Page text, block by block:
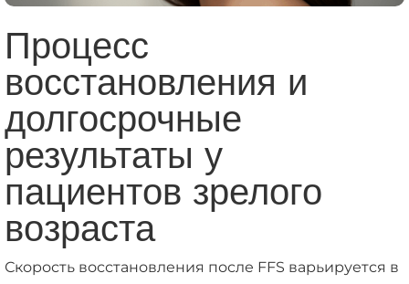
Процесс
восстановления и
долгосрочные
результаты у
пациентов зрелого
возраста
Скорость восстановления после FFS варьируется в